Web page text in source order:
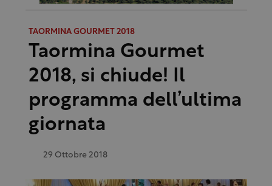
TAORMINA GOURMET 2018
Taormina Gourmet
2018, si chiude! Il
programma dell’ultima
giornata
29 Ottobre 2018